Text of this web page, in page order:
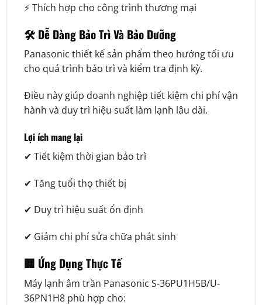
⚡ Thích hợp cho công trình thương mại
🛠️ Dễ Dàng Bảo Trì Và Bảo Dưỡng
Panasonic thiết kế sản phẩm theo hướng tối ưu
cho quá trình bảo trì và kiểm tra định kỳ.
Điều này giúp doanh nghiệp tiết kiệm chi phí vận
hành và duy trì hiệu suất làm lạnh lâu dài.
Lợi ích mang lại
✔ Tiết kiệm thời gian bảo trì
✔ Tăng tuổi thọ thiết bị
✔ Duy trì hiệu suất ổn định
✔ Giảm chi phí sửa chữa phát sinh
🏢 Ứng Dụng Thực Tế
Máy lạnh âm trần Panasonic S-36PU1H5B/U-
36PN1H8 phù hợp cho: